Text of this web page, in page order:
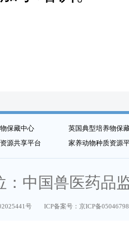
保藏中心
英国典型培养物保
源共享平台
家养动物种质资源
：中国兽医药品
号 ICP备案号：京ICP备